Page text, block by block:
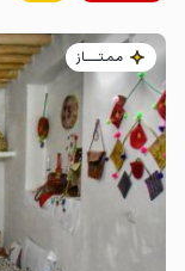
مـمـتــــــاز